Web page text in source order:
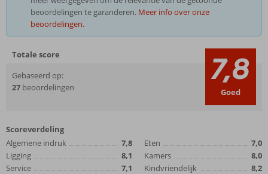
beoordelingen te garanderen. Meer info over onze
beoordelingen.
Totale score
Gebaseerd op:
27 beoordelingen 7,8
Goed
Scoreverdeling
Algemene indruk
7,8
Ligging
8,1
Service
7,1
Eten
7,0
Kamers
8,0
Kindvriendelijk
8,2